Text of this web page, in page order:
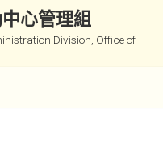
心管理組
Division, Office of